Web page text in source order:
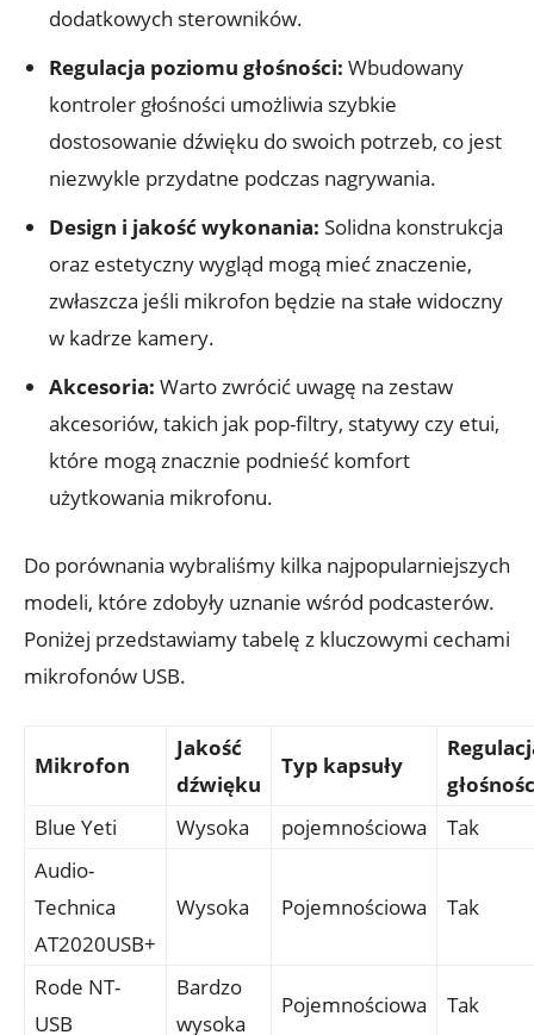
dodatkowych sterowników.
Regulacja poziomu głośności: Wbudowany
kontroler głośności umożliwia szybkie
dostosowanie dźwięku do swoich potrzeb, co jest
niezwykle przydatne podczas nagrywania.
Design i jakość wykonania: Solidna konstrukcja
oraz estetyczny wygląd mogą mieć znaczenie,
zwłaszcza jeśli mikrofon będzie na stałe widoczny
w kadrze kamery.
Akcesoria: Warto zwrócić uwagę na zestaw
akcesoriów, takich jak pop-filtry, statywy czy etui,
które mogą znacznie podnieść komfort
użytkowania mikrofonu.
Do porównania wybraliśmy kilka najpopularniejszych
modeli, które zdobyły uznanie wśród podcasterów.
Poniżej przedstawiamy tabelę z kluczowymi cechami
mikrofonów USB.
Mikrofon
Jakość
dźwięku
Typ kapsuły
Blue Yeti
Wysoka pojemnościowa
Tak
Audio-
Technica
AT2020USB+
Wysoka Pojemnościowa Tak
Rode NT-
USB
Bardzo
wysoka
Pojemnościowa Tak